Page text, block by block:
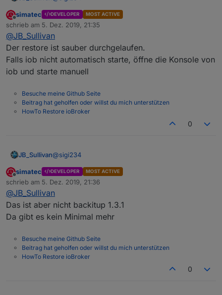
Ich vermute mal, das der Restore so, wie unter
Linux unter Windows nicht funktioniert. ioB ist
wieder eingefroren. Es werden scheinbar nur die
vier Adapter die nach einer Neuinstallation
vorhanden sind aus dem Backup restored, was
dann scheinbar unter Windows zum Kollaps des
Systems führt.
Spoiler
Mod-Edit:Code/Log in Code Tags gepackt. Bitte
Hiergehts zur Hilfe.
Offline
simatec DEVELOPER MOST ACTIVE
schrieb am 5. Dez. 2019, 21:35
zuletzt editiert von
@JB_Sullivan
Der restore ist sauber durchgelaufen.
Falls iob nicht automatisch starte, öffne die Konsole von
iob und starte manuell
Besuche meine Github Seite
Beitrag hat geholfen oder willst du mich unterstützen
HowTo Restore ioBroker
0
JB_Sullivan@sigi234
Ich vermute mal, das der Restore so, wie unter
Linux unter Windows nicht funktioniert. ioB ist
wieder eingefroren. Es werden scheinbar nur die
vier Adapter die nach einer Neuinstallation
vorhanden sind aus dem Backup restored, was
dann scheinbar unter Windows zum Kollaps des
Spoiler
benutzt die Code Tags Funktion ->
Hiergehts zur Hilfe.
Offline
simatec DEVELOPER MOST ACTIVE
schrieb am 5. Dez. 2019, 21:36
zuletzt editiert von
@JB_Sullivan
Das ist aber nicht backitup 1.3.1
Da gibt es kein Minimal mehr
Besuche meine Github Seite
Beitrag hat geholfen oder willst du mich unterstützen
HowTo Restore ioBroker
0